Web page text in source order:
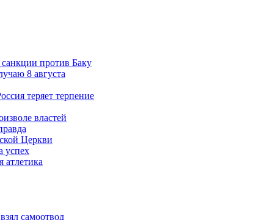
против Баку
8 августа
теряет терпение
властей
Церкви
успех
атлетика
самоотвод